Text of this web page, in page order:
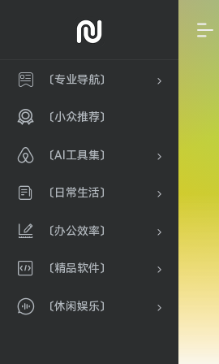
〔专业导航〕
〔小众推荐〕
〔AI工具集〕
〔日常生活〕
〔办公效率〕
〔精品软件〕
〔休闲娱乐〕